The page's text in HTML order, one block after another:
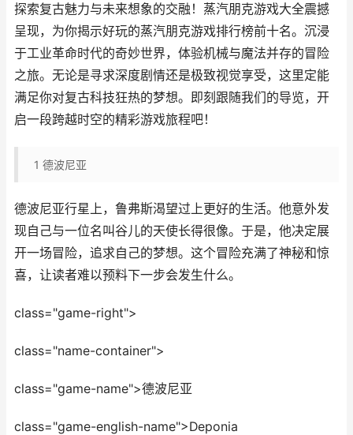
探索复古魅力与未来想象的交融！蒸汽朋克游戏大全震撼
呈现，为你揭示好玩的蒸汽朋克游戏排行榜前十名。沉浸
于工业革命时代的奇妙世界，体验机械与魔法并存的冒险
之旅。无论是寻求深度剧情还是极致视觉享受，这里定能
满足你对复古科技狂热的梦想。即刻跟随我们的导览，开
启一段跨越时空的精彩游戏旅程吧！
1 德波尼亚
德波尼亚行星上，鲁弗斯渴望过上更好的生活。他意外发
现自己与一位名叫谷儿的天使长得很像。于是，他决定展
开一场冒险，追求自己的梦想。这个冒险充满了神秘和惊
喜，让读者难以预料下一步会发生什么。
class="game-right">
class="name-container">
class="game-name">德波尼亚
class="game-english-name">Deponia